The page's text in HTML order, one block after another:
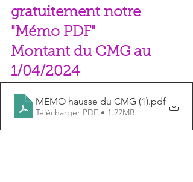
gratuitement notre
"Mémo PDF"
Montant du CMG au
1/04/2024
MEMO hausse du CMG (1).pdf
Télécharger PDF • 1.22MB